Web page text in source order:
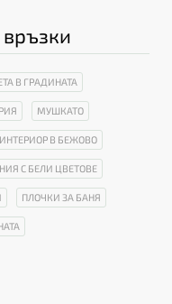
В ГРАДИНАТА
МУШКАТО
ИНТЕРИОР В БЕЖОВО
С БЕЛИ ЦВЕТОВЕ
ПЛОЧКИ ЗА БАНЯ